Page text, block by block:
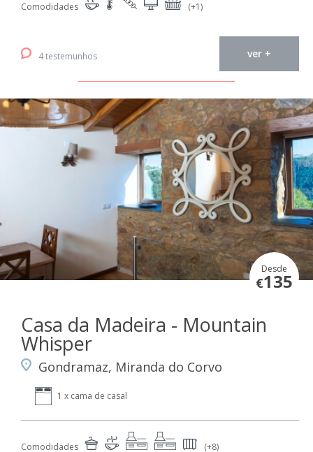
Comodidades (+1)
4 testemunhos ver +
Desde
€135
Casa da Madeira - Mountain
Whisper
Gondramaz, Miranda do Corvo
1 x cama de casal
Comodidades (+8)